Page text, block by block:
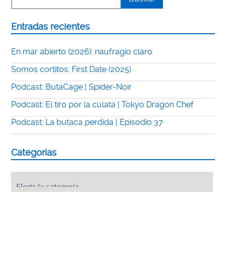
Entradas recientes
En mar abierto (2026): naufragio claro
Somos cortitos: First Date (2025)
Podcast: ButaCage | Spider-Noir
Podcast: El tiro por la culata | Tokyo Dragon Chef
Podcast: La butaca perdida | Episodio 37
Categorías